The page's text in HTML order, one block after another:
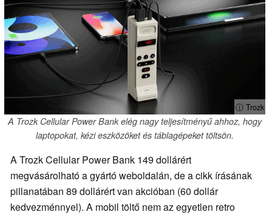
ⓘ Trozk
A Trozk Cellular Power Bank elég nagy teljesítményű ahhoz, hogy
laptopokat, kézi eszközöket és táblagépeket töltsön.
A Trozk Cellular Power Bank 149 dollárért
megvásárolható a gyártó weboldalán, de a cikk írásának
pillanatában 89 dollárért van akcióban (60 dollár
kedvezménnyel). A mobil töltő nem az egyetlen retro